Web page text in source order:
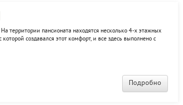
территории пансионата находятся несколько 4-х этажных
создавался этот комфорт, и все здесь выполнено с
кондиционерами, с/у. Есть экскурсионное
Подробно